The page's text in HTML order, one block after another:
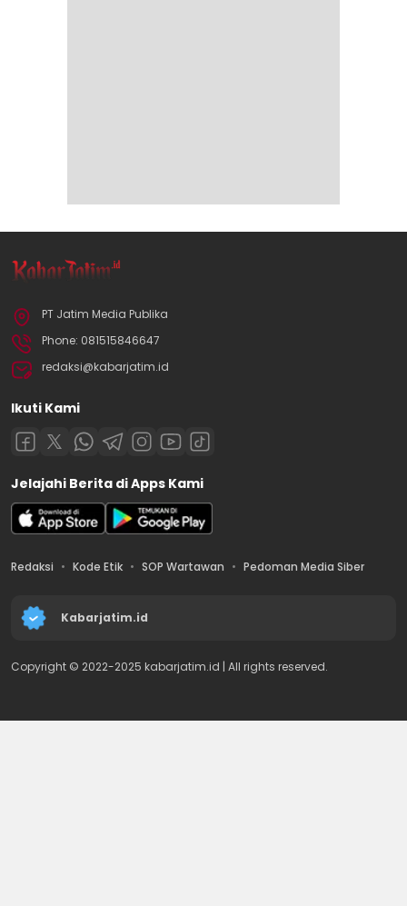
PT Jatim Media Publika
Phone: 081515846647
redaksi@kabarjatim.id
Ikuti Kami
Jelajahi Berita di Apps Kami
Redaksi Kode Etik SOP Wartawan Pedoman Media Siber
Kabarjatim.id
Copyright © 2022-2025 kabarjatim.id | All rights reserved.